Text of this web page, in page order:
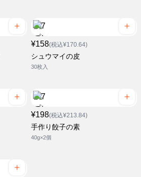
¥158(税込¥170.64)
シュウマイの皮
30枚入
¥198(税込¥213.84)
手作り餃子の素
40g×2個